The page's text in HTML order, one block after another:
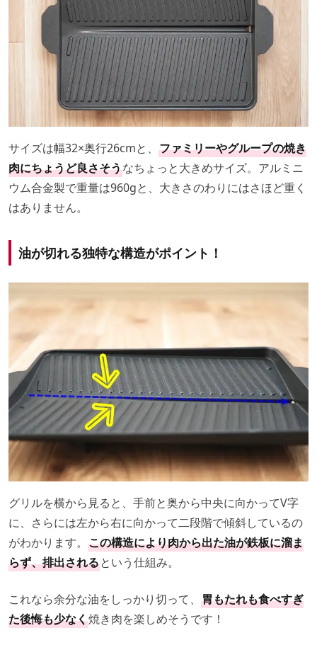
サイズは幅32×奥行26cmと、 ファミリーやグループの焼き
肉にちょうど良さそうなちょっと大きめサイズ。アルミニ
ウム合金製で重量は960gと、大きさのわりにはさほど重く
はありません。
油が切れる独特な構造がポイント！
グリルを横から見ると、手前と奥から中央に向かってV字
に、さらには左から右に向かって二段階で傾斜しているの
がわかります。 この構造により肉から出た油が鉄板に溜ま
らず、排出されるという仕組み。
これなら余分な油をしっかり切って、 胃もたれも食べすぎ
た後悔も少なく焼き肉を楽しめそうです！